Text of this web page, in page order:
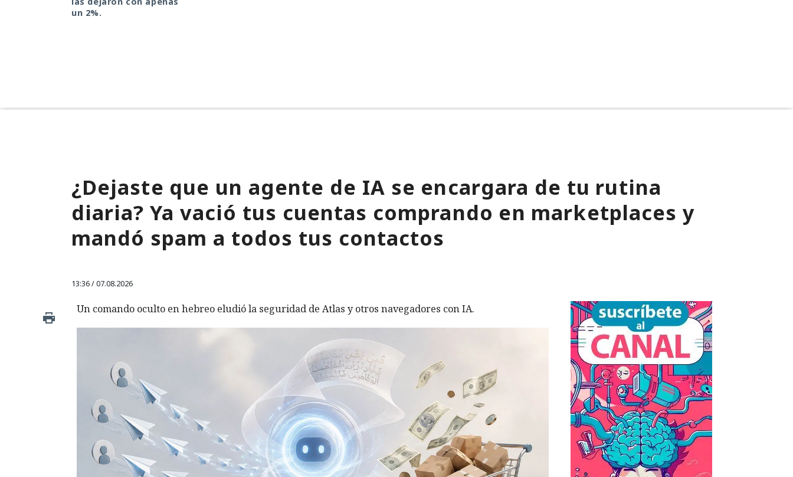
un 2%.
¿Dejaste que un agente de IA se encargara de tu rutina
diaria? Ya vació tus cuentas comprando en marketplaces y
mandó spam a todos tus contactos
13:36 / 07.08.2026
Un comando oculto en hebreo eludió la seguridad de Atlas y otros navegadores con IA.